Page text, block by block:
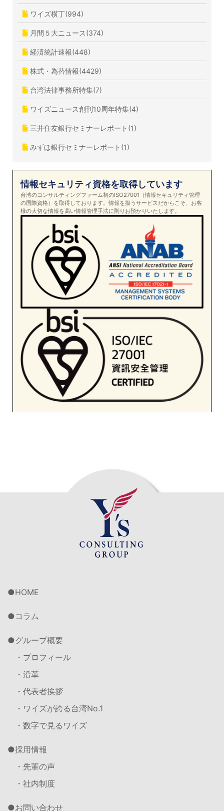
ワイズ横丁(994)
月間５大ニュース(374)
経済統計速報(448)
株式・為替情報(4429)
台湾法律事務所特集(7)
ワイズニュース創刊10周年特集(4)
三井住友銀行セミナーレポート(1)
みずほ銀行セミナーレポート(1)
情報セキュリティ資格を取得しています
台湾のコンサルティングファーム初のISO27001（情報セキュリティ管理
の国際資格）を取得しております。情報を扱うサービスだからこそ、お客
様の大切な情報を高い情報管理手法に則りお預かりいたします。
HOME
コラム
グループ概要
・プロフィール
・沿革
・代表者挨拶
・ワイズが誇る台湾No.1
・数字で見るワイズ
採用情報
・先輩の声
・社内制度
お問い合わせ